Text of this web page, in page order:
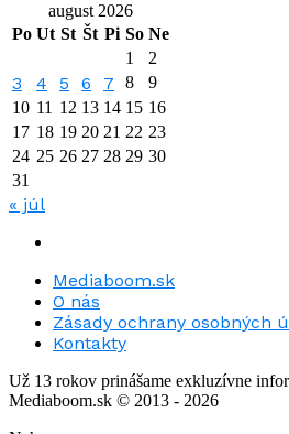
august 2026
Po Ut St Št Pi So Ne
1
2
3 4 5 6 7 8
9
10 11 12 13 14 15 16
17 18 19 20 21 22 23
24 25 26 27 28 29 30
31
« júl
Mediaboom.sk
O nás
Zásady ochrany osobných
Kontakty
Už 13 rokov prinášame exkluzívne
Mediaboom.sk © 2013 - 2026